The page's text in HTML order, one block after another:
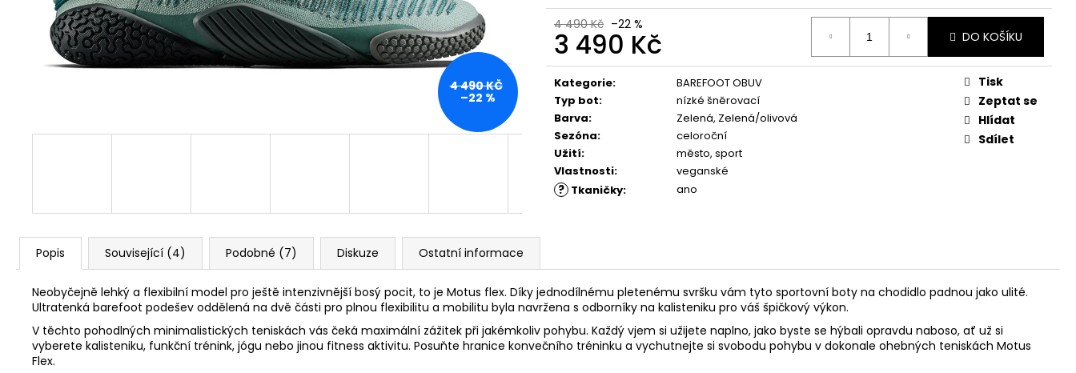
4 490 Kč –22 %
3 490 Kč
Měrná
cena:
DO KOŠÍKU
Kategorie:
BAREFOOT OBUV
Typ bot:
nízké šněrovací
Barva:
Zelená, Zelená/olivová
Sezóna:
celoroční
Užití:
město, sport
Vlastnosti: veganské
? Tkaničky: ano
Tisk
Zeptat se
Hlídat
Sdílet
4 490 KČ
–22 %
Popis Související (4) Podobné (7) Diskuze Ostatní informace
Neobyčejně lehký a flexibilní model pro ještě intenzivnější bosý pocit, to je Motus flex. Díky jednodílnému pletenému svršku vám tyto sportovní boty na chodidlo padnou jako ulité.
Ultratenká barefoot podešev oddělená na dvě části pro plnou flexibilitu a mobilitu byla navržena s odborníky na kalisteniku pro váš špičkový výkon.
V těchto pohodlných minimalistických teniskách vás čeká maximální zážitek při jakémkoliv pohybu. Každý vjem si užijete naplno, jako byste se hýbali opravdu naboso, ať už si
vyberete kalisteniku, funkční trénink, jógu nebo jinou fitness aktivitu. Posuňte hranice konvečního tréninku a vychutnejte si svobodu pohybu v dokonale ohebných teniskách Motus
Flex.
1 Kč
89 Kč
219 Kč